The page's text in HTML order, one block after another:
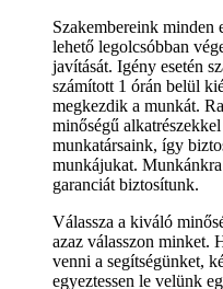
Szakembereink minden
lehető legolcsóbban
javítását. Igény esetén
számított 1 órán belül
megkezdik a munkát.
minőségű
munkatársaink, így
munkájukat.
garanciát biztosítunk.
Válassza a kiváló
azaz válasszon minket.
venni a segítségünket,
egyeztessen le velünk